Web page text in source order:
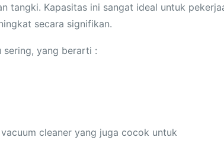
tangki. Kapasitas ini sangat ideal untuk
secara signifikan.
sering, yang berarti :
cleaner yang juga cocok untuk